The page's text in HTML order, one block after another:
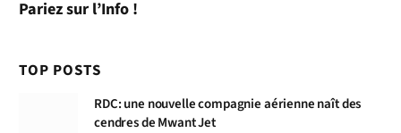
Pariez sur l’Info !
TOP POSTS
RDC: une nouvelle compagnie aérienne naît des
cendres de Mwant Jet